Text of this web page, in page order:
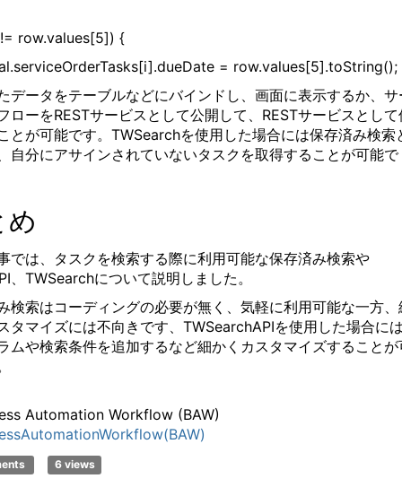
row.values[5]) {
= row.values[5].toString();
データをテーブルなどにバインドし、画面に表示するか、サ
ローをRESTサービスとして公開して、RESTサービスとして
とが可能です。TWSearchを使用した場合には保存済み検索
自分にアサインされていないタスクを取得することが可能で
め
では、タスクを検索する際に利用可能な保存済み検索や
、TWSearchについて説明しました。
検索はコーディングの必要が無く、気軽に利用可能な一方、
タマイズには不向きです、TWSearchAPIを使用した場合に
ムや検索条件を追加するなど細かくカスタマイズすることが
Automation Workflow (BAW)
6 views